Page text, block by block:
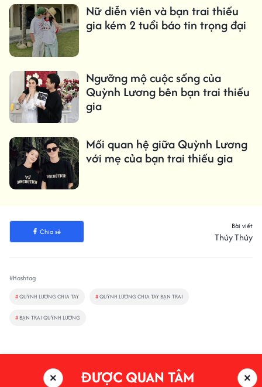
Nữ diễn viên và bạn trai thiếu
gia kém 2 tuổi báo tin trọng đại
Ngưỡng mộ cuộc sống của
Quỳnh Lương bên bạn trai thiếu
gia
Mối quan hệ giữa Quỳnh Lương
với mẹ của bạn trai thiếu gia
Chia sẻ
Bài viết
Thúy Thúy
#Hashtag
#QUỲNH LƯƠNG CHIA TAY #QUỲNH LƯƠNG CHIA TAY BẠN TRAI
# BẠN TRAI QUỲNH LƯƠNG
ĐƯỢC QUAN TÂM ×
×